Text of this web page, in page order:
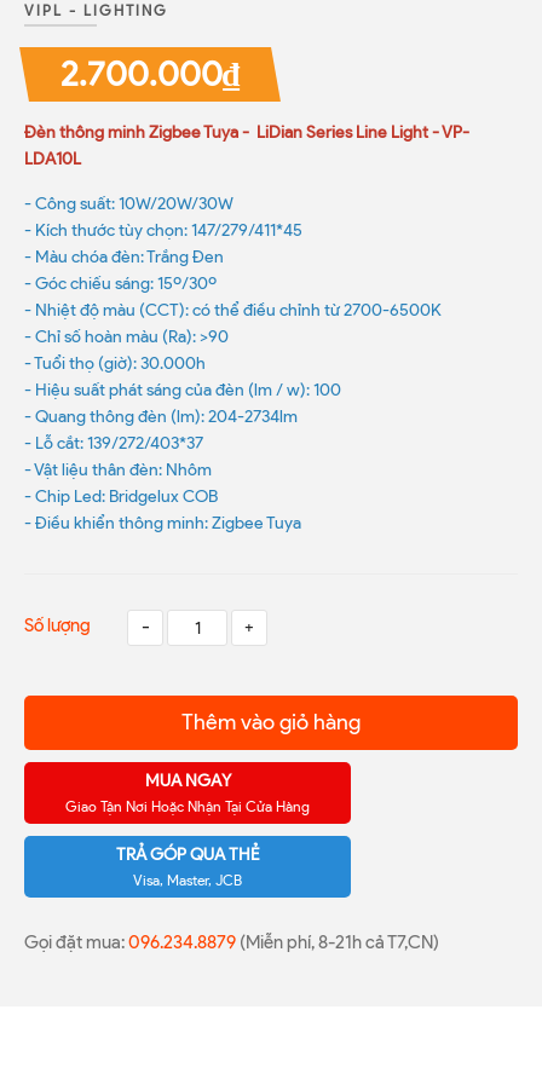
VIPL - LIGHTING
2.700.000₫
Đèn thông minh Zigbee Tuya - LiDian Series Line Light - VP-
LDA10L
- Công suất: 10W/20W/30W
- Kích thước tùy chọn: 147/279/411*45
- Màu chóa đèn: Trắng Đen
- Góc chiếu sáng: 15º/30º
- Nhiệt độ màu (CCT): có thể điều chỉnh từ 2700-6500K
- Chỉ số hoàn màu (Ra): >90
- Tuổi thọ (giờ): 30.000h
- Hiệu suất phát sáng của đèn (lm / w): 100
- Quang thông đèn (lm): 204-2734lm
- Lỗ cắt: 139/272/403*37
- Vật liệu thân đèn: Nhôm
- Chip Led: Bridgelux COB
- Điều khiển thông minh: Zigbee Tuya
Số lượng - +
Thêm vào giỏ hàng
MUA NGAY
Giao Tận Nơi Hoặc Nhận Tại Cửa Hàng
TRẢ GÓP QUA THẺ
Visa, Master, JCB
Gọi đặt mua:096.234.8879 (Miễn phí, 8-21h cả T7,CN)